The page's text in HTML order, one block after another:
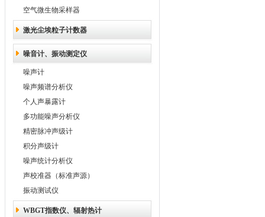
空气微生物采样器
激光尘埃粒子计数器
噪音计、振动测定仪
噪声计
噪声频谱分析仪
个人声暴露计
多功能噪声分析仪
精密脉冲声级计
积分声级计
噪声统计分析仪
声校准器（标准声源）
振动测试仪
WBGT指数仪、辐射热计